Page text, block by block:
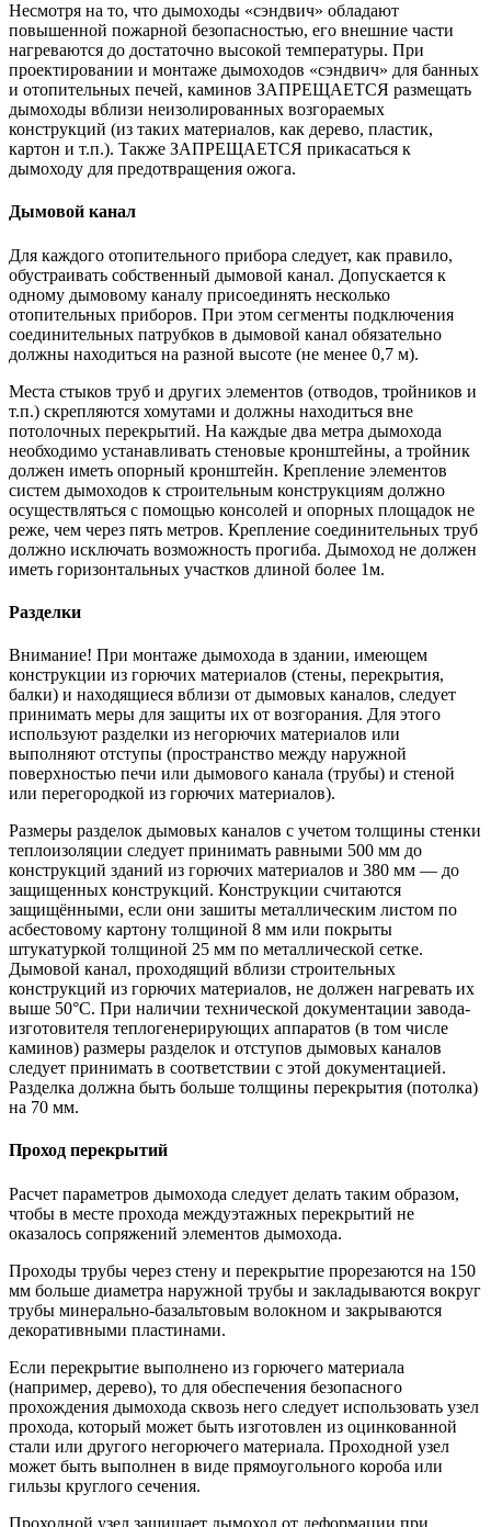
Несмотря на то, что дымоходы «сэндвич» обладают
повышенной пожарной безопасностью, его внешние части
нагреваются до достаточно высокой температуры. При
проектировании и монтаже дымоходов «сэндвич» для банных
и отопительных печей, каминов ЗАПРЕЩАЕТСЯ размещать
дымоходы вблизи неизолированных возгораемых
конструкций (из таких материалов, как дерево, пластик,
картон и т.п.). Также ЗАПРЕЩАЕТСЯ прикасаться к
дымоходу для предотвращения ожога.
Дымовой канал
Для каждого отопительного прибора следует, как правило,
обустраивать собственный дымовой канал. Допускается к
одному дымовому каналу присоединять несколько
отопительных приборов. При этом сегменты подключения
соединительных патрубков в дымовой канал обязательно
должны находиться на разной высоте (не менее 0,7 м).
Места стыков труб и других элементов (отводов, тройников и
т.п.) скрепляются хомутами и должны находиться вне
потолочных перекрытий. На каждые два метра дымохода
необходимо устанавливать стеновые кронштейны, а тройник
должен иметь опорный кронштейн. Крепление элементов
систем дымоходов к строительным конструкциям должно
осуществляться с помощью консолей и опорных площадок не
реже, чем через пять метров. Крепление соединительных труб
должно исключать возможность прогиба. Дымоход не должен
иметь горизонтальных участков длиной более 1м.
Разделки
Внимание! При монтаже дымохода в здании, имеющем
конструкции из горючих материалов (стены, перекрытия,
балки) и находящиеся вблизи от дымовых каналов, следует
принимать меры для защиты их от возгорания. Для этого
используют разделки из негорючих материалов или
выполняют отступы (пространство между наружной
поверхностью печи или дымового канала (трубы) и стеной
или перегородкой из горючих материалов).
Размеры разделок дымовых каналов с учетом толщины стенки
теплоизоляции следует принимать равными 500 мм до
конструкций зданий из горючих материалов и 380 мм — до
защищенных конструкций. Конструкции считаются
защищёнными, если они зашиты металлическим листом по
асбестовому картону толщиной 8 мм или покрыты
штукатуркой толщиной 25 мм по металлической сетке.
Дымовой канал, проходящий вблизи строительных
конструкций из горючих материалов, не должен нагревать их
выше 50°С. При наличии технической документации завода-
изготовителя теплогенерирующих аппаратов (в том числе
каминов) размеры разделок и отступов дымовых каналов
следует принимать в соответствии с этой документацией.
Разделка должна быть больше толщины перекрытия (потолка)
на 70 мм.
Проход перекрытий
Расчет параметров дымохода следует делать таким образом,
чтобы в месте прохода междуэтажных перекрытий не
оказалось сопряжений элементов дымохода.
Проходы трубы через стену и перекрытие прорезаются на 150
мм больше диаметра наружной трубы и закладываются вокруг
трубы минерально-базальтовым волокном и закрываются
декоративными пластинами.
Если перекрытие выполнено из горючего материала
(например, дерево), то для обеспечения безопасного
прохождения дымохода сквозь него следует использовать узел
прохода, который может быть изготовлен из оцинкованной
стали или другого негорючего материала. Проходной узел
может быть выполнен в виде прямоугольного короба или
гильзы круглого сечения.
Проходной узел защищает дымоход от деформации при